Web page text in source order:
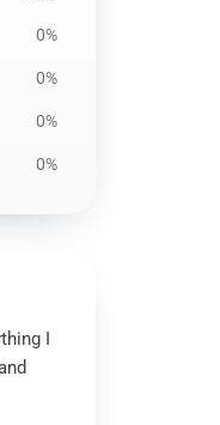
0%
0%
0%
0%
I